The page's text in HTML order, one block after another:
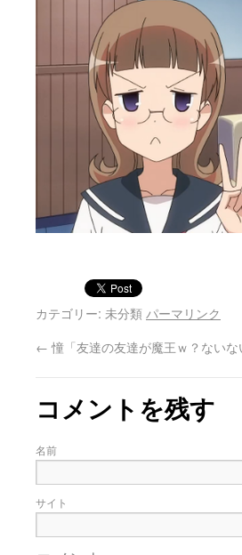
カテゴリー: 未分類 パーマリンク
←憧「友達の友達が魔王ｗ？ないな
コメントを残す
名前
サイト